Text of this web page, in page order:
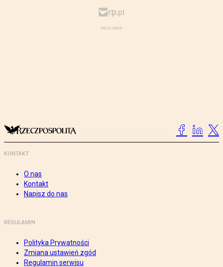
KONTAKT
O nas
Kontakt
Napisz do nas
REGULAMIN
Polityka Prywatności
Zmiana ustawień zgód
Regulamin serwisu